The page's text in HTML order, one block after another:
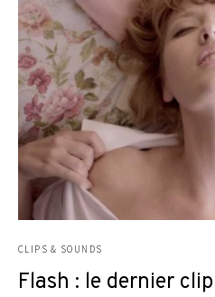
CLIPS & SOUNDS
Flash : le dernier